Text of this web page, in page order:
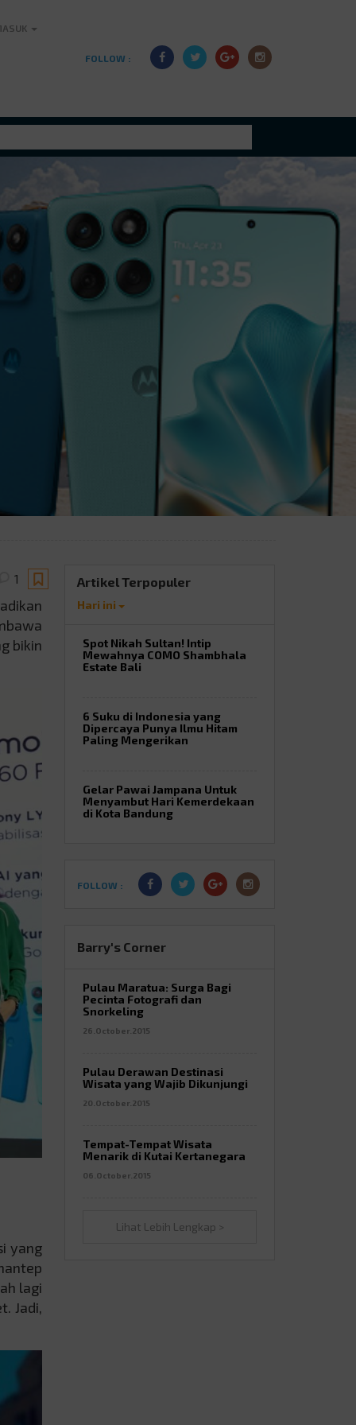
FOLLOW :
1
bikin
yang
lagi
Jadi,
Artikel Terpopuler
Hari ini
Spot Nikah Sultan! Intip
Mewahnya COMO Shambhala
Estate Bali
6 Suku di Indonesia yang
Dipercaya Punya Ilmu Hitam
Paling Mengerikan
Gelar Pawai Jampana Untuk
Menyambut Hari Kemerdekaan
di Kota Bandung
FOLLOW :
Barry's Corner
Pulau Maratua: Surga Bagi
Pecinta Fotografi dan
Snorkeling
26.October.2015
Pulau Derawan Destinasi
Wisata yang Wajib Dikunjungi
20.October.2015
Tempat-Tempat Wisata
Menarik di Kutai Kertanegara
06.October.2015
Lihat Lebih Lengkap >